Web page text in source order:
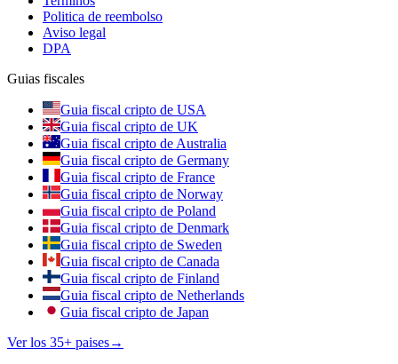
Politica de reembolso
Aviso legal
DPA
Guias fiscales
Guia fiscal cripto de USA
Guia fiscal cripto de UK
Guia fiscal cripto de Australia
Guia fiscal cripto de Germany
Guia fiscal cripto de France
Guia fiscal cripto de Norway
Guia fiscal cripto de Poland
Guia fiscal cripto de Denmark
Guia fiscal cripto de Sweden
Guia fiscal cripto de Canada
Guia fiscal cripto de Finland
Guia fiscal cripto de Netherlands
Guia fiscal cripto de Japan
Ver los 35+ paises→